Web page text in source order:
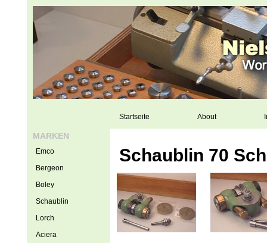
Startseite About
Schaublin 70
MARKEN
Emco
Bergeon
Boley
Schaublin
Lorch
Aciera